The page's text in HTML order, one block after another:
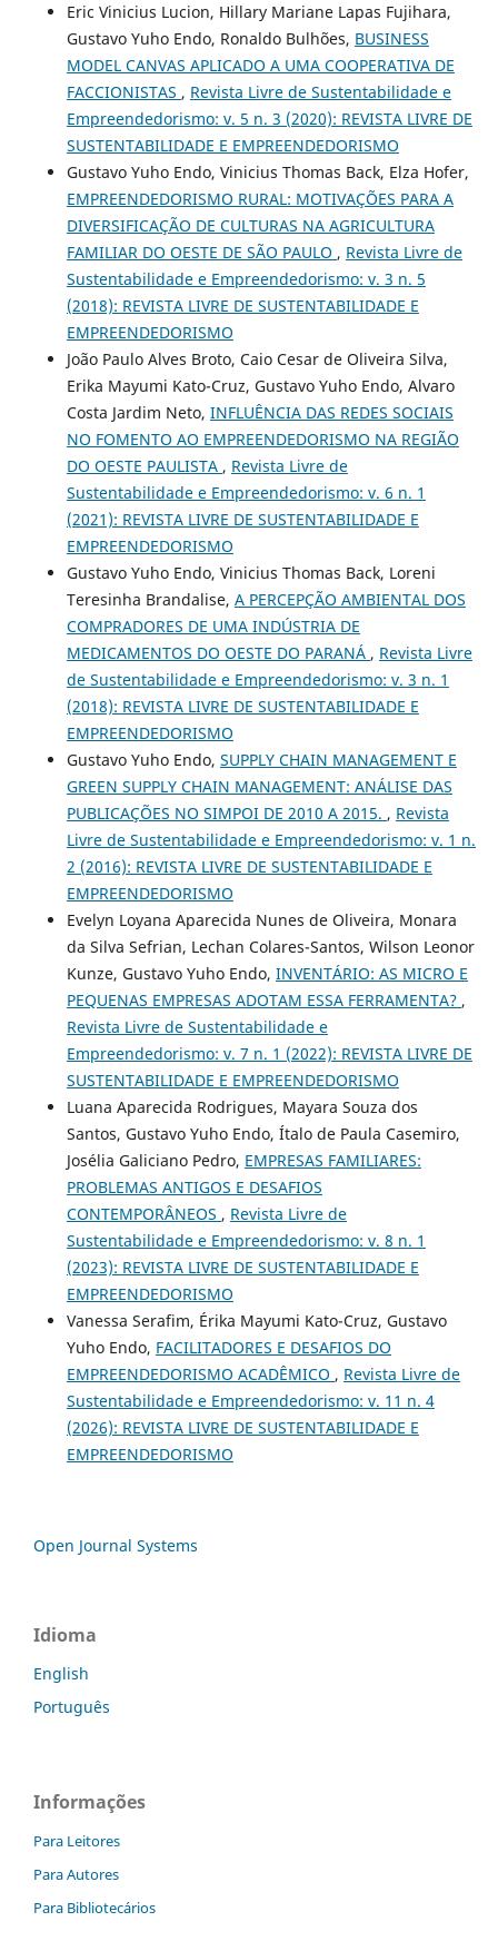
Eric Vinicius Lucion, Hillary Mariane Lapas Fujihara,
Gustavo Yuho Endo, Ronaldo Bulhões, BUSINESS
MODEL CANVAS APLICADO A UMA COOPERATIVA DE
FACCIONISTAS , Revista Livre de Sustentabilidade e
Empreendedorismo: v. 5 n. 3 (2020): REVISTA LIVRE DE
SUSTENTABILIDADE E EMPREENDEDORISMO
Gustavo Yuho Endo, Vinicius Thomas Back, Elza Hofer,
EMPREENDEDORISMO RURAL: MOTIVAÇÕES PARA A
DIVERSIFICAÇÃO DE CULTURAS NA AGRICULTURA
FAMILIAR DO OESTE DE SÃO PAULO , Revista Livre de
Sustentabilidade e Empreendedorismo: v. 3 n. 5
(2018): REVISTA LIVRE DE SUSTENTABILIDADE E
EMPREENDEDORISMO
João Paulo Alves Broto, Caio Cesar de Oliveira Silva,
Erika Mayumi Kato-Cruz, Gustavo Yuho Endo, Alvaro
Costa Jardim Neto, INFLUÊNCIA DAS REDES SOCIAIS
NO FOMENTO AO EMPREENDEDORISMO NA REGIÃO
DO OESTE PAULISTA , Revista Livre de
Sustentabilidade e Empreendedorismo: v. 6 n. 1
(2021): REVISTA LIVRE DE SUSTENTABILIDADE E
EMPREENDEDORISMO
Gustavo Yuho Endo, Vinicius Thomas Back, Loreni
Teresinha Brandalise, A PERCEPÇÃO AMBIENTAL DOS
COMPRADORES DE UMA INDÚSTRIA DE
MEDICAMENTOS DO OESTE DO PARANÁ , Revista Livre
de Sustentabilidade e Empreendedorismo: v. 3 n. 1
(2018): REVISTA LIVRE DE SUSTENTABILIDADE E
EMPREENDEDORISMO
Gustavo Yuho Endo, SUPPLY CHAIN MANAGEMENT E
GREEN SUPPLY CHAIN MANAGEMENT: ANÁLISE DAS
PUBLICAÇÕES NO SIMPOI DE 2010 A 2015. , Revista
Livre de Sustentabilidade e Empreendedorismo: v. 1 n.
2 (2016): REVISTA LIVRE DE SUSTENTABILIDADE E
EMPREENDEDORISMO
Evelyn Loyana Aparecida Nunes de Oliveira, Monara
da Silva Sefrian, Lechan Colares-Santos, Wilson Leonor
Kunze, Gustavo Yuho Endo, INVENTÁRIO: AS MICRO E
PEQUENAS EMPRESAS ADOTAM ESSA FERRAMENTA? ,
Revista Livre de Sustentabilidade e
Empreendedorismo: v. 7 n. 1 (2022): REVISTA LIVRE DE
SUSTENTABILIDADE E EMPREENDEDORISMO
Luana Aparecida Rodrigues, Mayara Souza dos
Santos, Gustavo Yuho Endo, Ítalo de Paula Casemiro,
Josélia Galiciano Pedro, EMPRESAS FAMILIARES:
PROBLEMAS ANTIGOS E DESAFIOS
CONTEMPORÂNEOS , Revista Livre de
Sustentabilidade e Empreendedorismo: v. 8 n. 1
(2023): REVISTA LIVRE DE SUSTENTABILIDADE E
EMPREENDEDORISMO
Vanessa Serafim, Érika Mayumi Kato-Cruz, Gustavo
Yuho Endo, FACILITADORES E DESAFIOS DO
EMPREENDEDORISMO ACADÊMICO , Revista Livre de
Sustentabilidade e Empreendedorismo: v. 11 n. 4
(2026): REVISTA LIVRE DE SUSTENTABILIDADE E
EMPREENDEDORISMO
Open Journal Systems
Idioma
English
Português
Informações
Para Leitores
Para Autores
Para Bibliotecários